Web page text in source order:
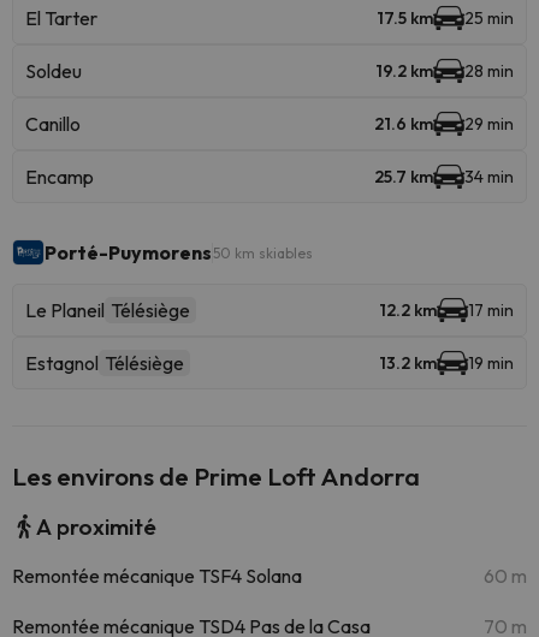
El Tarter 17.5 km 25 min
Soldeu 19.2 km 28 min
Canillo 21.6 km 29 min
Encamp 25.7 km 34 min
Porté-Puymorens 50 km skiables
Le Planeil Télésiège 12.2 km 17 min
Estagnol Télésiège 13.2 km 19 min
Les environs de Prime Loft Andorra
A proximité
Remontée mécanique TSF4 Solana 60 m
Remontée mécanique TSD4 Pas de la Casa 70 m